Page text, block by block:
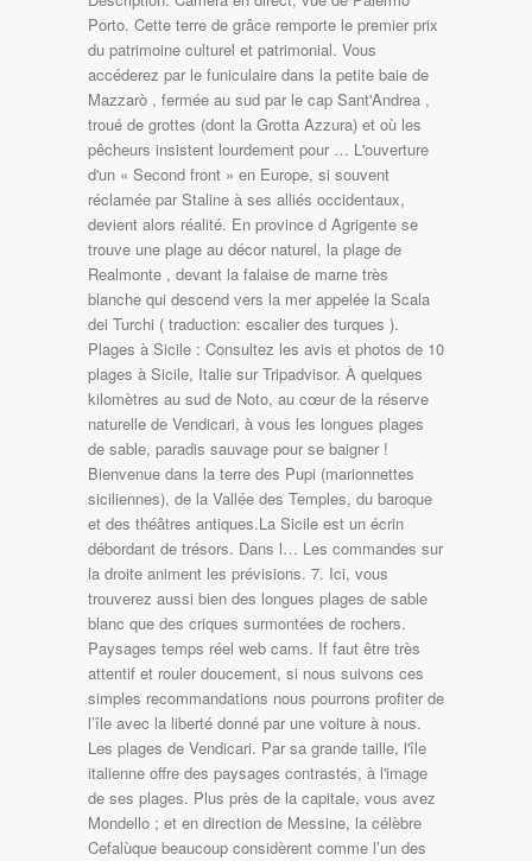
Porto. Cette terre de grâce remporte le premier prix
du patrimoine culturel et patrimonial. Vous
accéderez par le funiculaire dans la petite baie de
Mazzarò , fermée au sud par le cap Sant'Andrea ,
troué de grottes (dont la Grotta Azzura) et où les
pêcheurs insistent lourdement pour … L'ouverture
d'un « Second front » en Europe, si souvent
réclamée par Staline à ses alliés occidentaux,
devient alors réalité. En province d Agrigente se
trouve une plage au décor naturel, la plage de
Realmonte , devant la falaise de marne très
blanche qui descend vers la mer appelée la Scala
dei Turchi ( traduction: escalier des turques ).
Plages à Sicile : Consultez les avis et photos de 10
plages à Sicile, Italie sur Tripadvisor. À quelques
kilomètres au sud de Noto, au cœur de la réserve
naturelle de Vendicari, à vous les longues plages
de sable, paradis sauvage pour se baigner !
Bienvenue dans la terre des Pupi (marionnettes
siciliennes), de la Vallée des Temples, du baroque
et des théâtres antiques.La Sicile est un écrin
débordant de trésors. Dans l… Les commandes sur
la droite animent les prévisions. 7. Ici, vous
trouverez aussi bien des longues plages de sable
blanc que des criques surmontées de rochers.
Paysages temps réel web cams. If faut être très
attentif et rouler doucement, si nous suivons ces
simples recommandations nous pourrons profiter de
l’île avec la liberté donné par une voiture à nous.
Les plages de Vendicari. Par sa grande taille, l'île
italienne offre des paysages contrastés, à l'image
de ses plages. Plus près de la capitale, vous avez
Mondello ; et en direction de Messine, la célèbre
Cefalùque beaucoup considèrent comme l’un des